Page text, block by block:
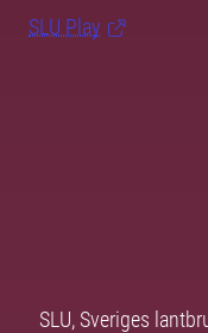
SLU Play
SLU, Sveriges